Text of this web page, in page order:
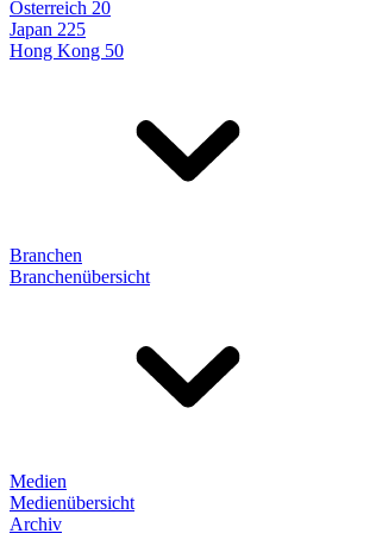
Österreich 20
Japan 225
Hong Kong 50
Branchen
Branchenübersicht
Medien
Medienübersicht
Archiv